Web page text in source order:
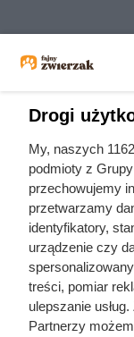
Drogi
My, naszych
podmioty z
przechowujemy
przetwarzamy
identyfikatory,
urządzenie czy
treści, pomiar
ulepszanie
Partnerzy